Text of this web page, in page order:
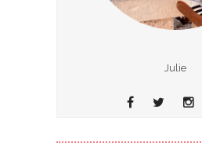
Julie